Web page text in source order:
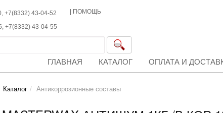
+7(8332) 43-04-52
+7(8332) 43-04-55
ПОМОЩЬ
ГЛАВНАЯ КАТАЛОГ ОПЛАТА И
Каталог Антикоррозионные составы